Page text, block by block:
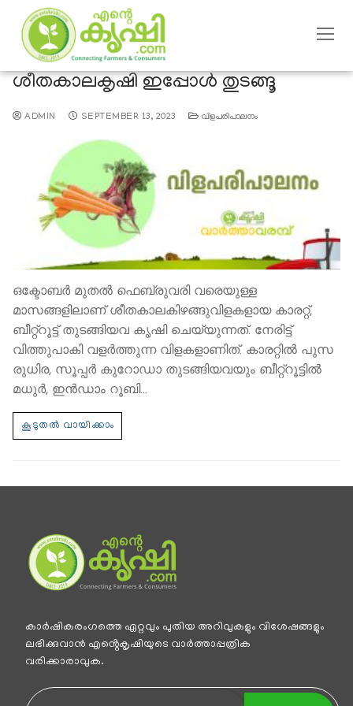
ശീതകാലകൃഷി ഇപ്പോള്‍ തുടങ്ങൂ
ADMIN SEPTEMBER 13, 2023 വിളപരിപാലനം
ഒക്ടോബര്‍ മുതല്‍ ഫെബ്രുവരി വരെയുള്ള
മാസങ്ങളിലാണ് ശീതകാലകിഴങ്ങുവിളകളായ കാരറ്റ്,
ബീറ്റ്റൂട്ട് തുടങ്ങിയവ കൃഷി ചെയ്യുന്നത്. നേരിട്ട്
വിത്തുപാകി വളര്‍ത്തുന്ന വിളകളാണിത്. കാരറ്റില്‍ പുസ
രുധിര, സൂപ്പര്‍ കുറോഡാ തുടങ്ങിയവയും ബീറ്റ്റൂട്ടില്‍
മധുര്‍, ഇന്‍ഡാം റൂബി…
കാര്‍ഷികരംഗത്തെ ഏറ്റവും പുതിയ അറിവുകളും വിശേഷങ്ങളും
ലഭിക്കുവാന്‍ എൻ്റെകൃഷിയുടെ വാര്‍ത്താപ്പത്രിക
വരിക്കാരാവുക.